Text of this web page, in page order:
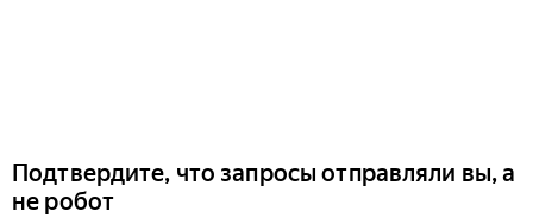
Подтвердите, что запросы отправляли вы, а
не робот